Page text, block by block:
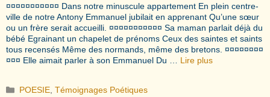
¤¤¤¤¤¤¤¤¤¤¤ Dans notre minuscule appartement En plein centre-
ville de notre Antony Emmanuel jubilait en apprenant Qu’une sœur
ou un frère serait accueilli. ¤¤¤¤¤¤¤¤¤¤¤ Sa maman parlait déjà du
bébé Egrainant un chapelet de prénoms Ceux des saintes et saints
tous recensés Même des normands, même des bretons. ¤¤¤¤¤¤¤¤
¤¤¤ Elle aimait parler à son Emmanuel Du … Lire plus
Catégories
POESIE ,Témoignages Poétiques